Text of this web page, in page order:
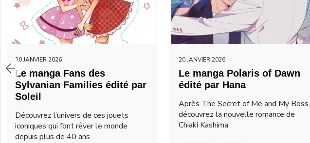
20 JANVIER 2026
Le manga Fans des
Sylvanian Families édité par
Soleil
Découvrez l’univers de ces jouets
iconiques qui font rêver le monde
depuis plus de 40 ans
20 JANVIER 2026
Le manga Polaris of Dawn
édité par Hana
Après The Secret of Me and My Boss,
découvrez la nouvelle romance de
Chiaki Kashima